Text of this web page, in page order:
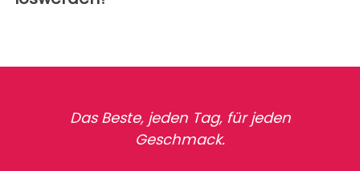
Das Beste, jeden Tag, für jeden
Geschmack.